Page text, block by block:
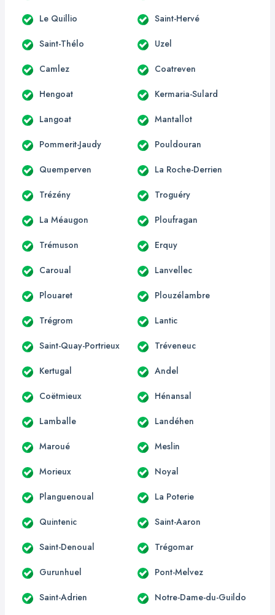
Le Quillio Saint-Hervé
Saint-Thélo Uzel
Camlez Coatreven
Hengoat Kermaria-Sulard
Langoat Mantallot
Pommerit-Jaudy Pouldouran
Quemperven La Roche-Derrien
Trézény Troguéry
La Méaugon Ploufragan
Trémuson Erquy
Caroual Lanvellec
Plouaret Plouzélambre
Trégrom Lantic
Saint-Quay-Portrieux Tréveneuc
Kertugal Andel
Coëtmieux Hénansal
Lamballe Landéhen
Maroué Meslin
Morieux Noyal
Planguenoual La Poterie
Quintenic Saint-Aaron
Saint-Denoual Trégomar
Gurunhuel Pont-Melvez
Saint-Adrien Notre-Dame-du-Guildo